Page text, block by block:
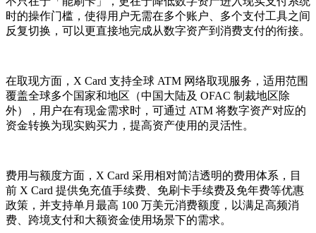
时的操作门槛，使得用户无需在多个账户、多个支付工具之间
反复切换，可以更直接地完成从数字资产到消费支付的衔接。
在取现方面，X Card 支持全球 ATM 网络取现服务，适用范围
覆盖全球多个国家和地区（中国大陆及 OFAC 制裁地区除
外），用户在有现金需求时，可通过 ATM 将数字资产对应的
资金转换为现实购买力，提高资产使用的灵活性。
费用与额度方面，X Card 采用相对简洁透明的费用体系，目
前 X Card 提供免充值手续费、免刷卡手续费及免年费等优惠
政策，并支持单月最高 100 万美元消费额度，以满足高频消
费、跨境支付和大额资金使用场景下的需求。